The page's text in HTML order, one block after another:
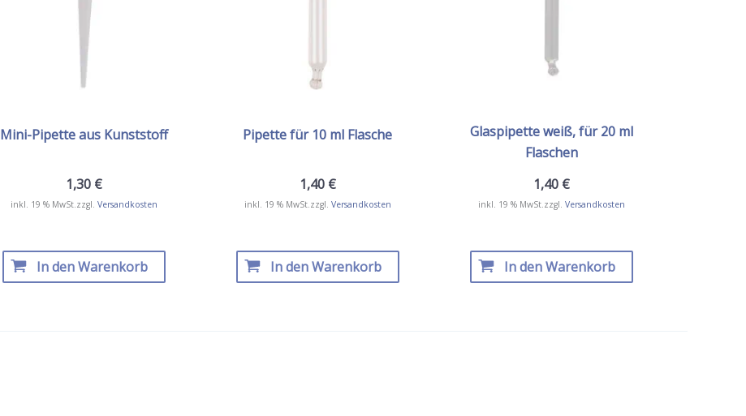
Mini-Pipette aus Kunststoff
1,30 €
inkl. 19 % MwSt.zzgl. Versandkosten
In den Warenkorb
Pipette für 10 ml Flasche
1,40 €
inkl. 19 % MwSt.zzgl. Versandkosten
In den Warenkorb
Glaspipette weiß, für 20 ml
Flaschen
1,40 €
inkl. 19 % MwSt.zzgl. Versandkosten
In den Warenkorb